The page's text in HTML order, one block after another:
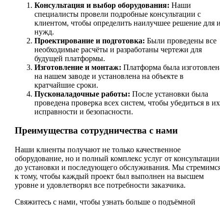
Консультация и выбор оборудования: Наши
специалисты провели подробные консультации с
клиентом, чтобы определить наилучшее решение для
нужд.
Проектирование и подготовка: Были проведены все
необходимые расчёты и разработаны чертежи для
будущей платформы.
Изготовление и монтаж: Платформа была
на нашем заводе и установлена на объекте в
кратчайшие сроки.
Пусконаладочные работы: После установки была
проведена проверка всех систем, чтобы убедиться в их
исправности и безопасности.
Преимущества сотрудничества с нами
Наши клиенты получают не только качественное
оборудование, но и полный комплекс услуг от консультации
до установки и последующего обслуживания. Мы
к тому, чтобы каждый проект был выполнен на высшем
уровне и удовлетворял все потребности заказчика.
Свяжитесь с нами, чтобы узнать больше о подъёмной